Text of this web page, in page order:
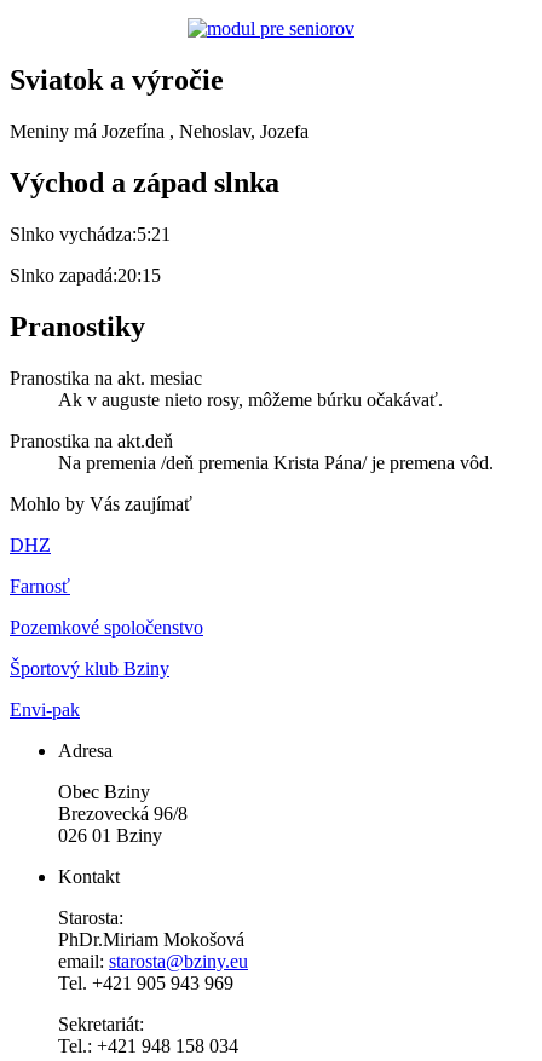
Sviatok a výročie
Meniny má Jozefína , Nehoslav, Jozefa
Východ a západ slnka
Slnko vychádza:5:21
Slnko zapadá:20:15
Pranostiky
Pranostika na akt. mesiac
Ak v auguste nieto rosy, môžeme búrku očakávať.
Pranostika na akt.deň
Na premenia /deň premenia Krista Pána/ je premena vôd.
Mohlo by Vás zaujímať
DHZ
Farnosť
Pozemkové spoločenstvo
Športový klub Bziny
Envi-pak
Adresa
Obec Bziny
Brezovecká 96/8
026 01 Bziny
Kontakt
Starosta:
PhDr.Miriam Mokošová
email: starosta@bziny.eu
Tel. +421 905 943 969
Sekretariát:
Tel.: +421 948 158 034